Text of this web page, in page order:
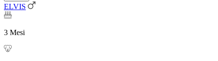
ELVIS
3 Mesi